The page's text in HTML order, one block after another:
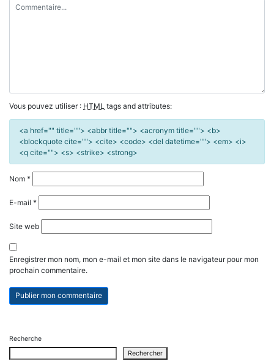
Vous pouvez utiliser : HTML tags and attributes:
<a href="" title=""> <abbr title=""> <acronym title=""> <b>
<blockquote cite=""> <cite> <code> <del datetime=""> <em> <i>
<q cite=""> <s> <strike> <strong>
Nom *
E-mail *
Site web
Enregistrer mon nom, mon e-mail et mon site dans le navigateur pour mon
prochain commentaire.
Recherche
Rechercher